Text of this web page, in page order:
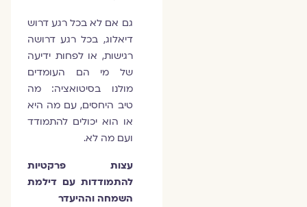
גם אם לא בכל רגע דרוש
דיאלוג, בכל רגע דרושה
רגישות, או לפחות ידיעה
של מי הם העומדים
מולנו בסיטואציה: מה
טיב היחסים, עם מה היא
או הוא יכולים להתמודד
ועם מה לא.
עצות פרקטיות
להתמודדות עם דילמת
השמחה וההיעדר